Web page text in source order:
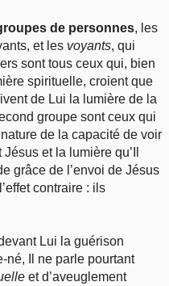
de personnes, les
et les voyants, qui
sont tous ceux qui, bien
spirituelle, croient que
de Lui la lumière de la
groupe sont ceux qui
de la capacité de voir
et la lumière qu’Il
grâce de l’envoi de Jésus
contraire : ils
Lui la guérison
né, Il ne parle pourtant
et d’aveuglement